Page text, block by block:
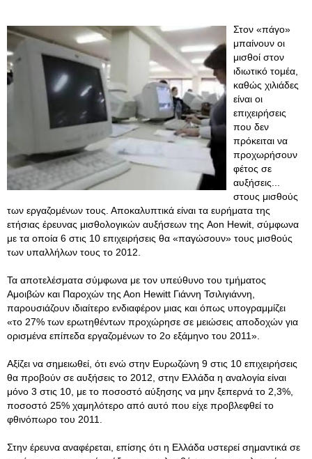
Στον «πάγο»
μπαίνουν οι
μισθοί στον
ιδιωτικό τομέα,
καθώς χιλιάδες
είναι οι
επιχειρήσεις
που δεν
πρόκειται να
προχωρήσουν
φέτος σε
αυξήσεις...
στους μισθούς
των εργαζομένων τους. Αποκαλυπτικά είναι τα ευρήματα της
ετήσιας έρευνας μισθολογικών αυξήσεων της Aon Hewit, σύμφωνα
με τα οποία 6 στις 10 επιχειρήσεις θα «παγώσουν» τους μισθούς
των υπαλλήλων τους το 2012.
Τα αποτελέσματα σύμφωνα με τον υπεύθυνο του τμήματος
Αμοιβών και Παροχών της Αon Hewitt Γιάννη Τσιλιγιάννη,
παρουσιάζουν ιδιαίτερο ενδιαφέρον μιας και όπως υπογραμμίζει
«το 27% των ερωτηθέντων προχώρησε σε μειώσεις αποδοχών για
ορισμένα επίπεδα εργαζομένων το 2ο εξάμηνο του 2011».
Αξίζει να σημειωθεί, ότι ενώ στην Ευρωζώνη 9 στις 10 επιχειρήσεις
θα προβούν σε αυξήσεις το 2012, στην Ελλάδα η αναλογία είναι
μόνο 3 στις 10, με το ποσοστό αύξησης να μην ξεπερνά το 2,3%,
ποσοστό 25% χαμηλότερο από αυτό που είχε προβλεφθεί το
φθινόπωρο του 2011.
Στην έρευνα αναφέρεται, επίσης ότι η Ελλάδα υστερεί σημαντικά σε